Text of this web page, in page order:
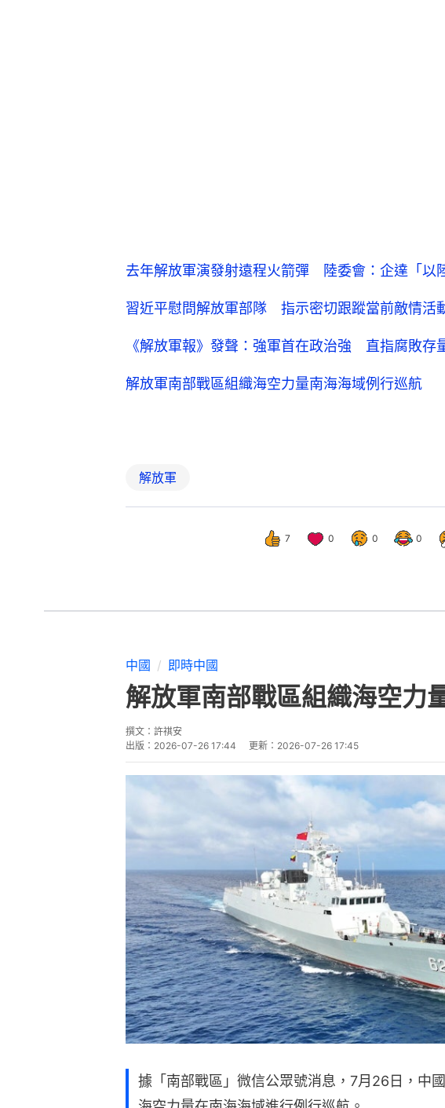
去年解放軍演發射遠程火箭彈 陸委會：企達「以
習近平慰問解放軍部隊 指示密切跟蹤當前敵情活
《解放軍報》發聲：強軍首在政治強 直指腐敗存
解放軍南部戰區組織海空力量南海海域例行巡航
解放軍
7 0 0 0
中國 即時中國
解放軍南部戰區組織海空
撰文： 許祺安
出版： 2026-07-26 17:44 更新： 2026-07-26 17:45
據「南部戰區」微信公眾號消息，7月26日，中